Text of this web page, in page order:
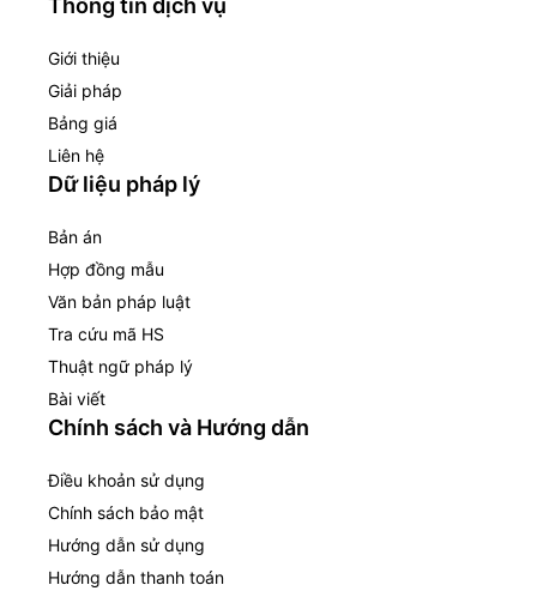
Thông tin dịch vụ
Giới thiệu
Giải pháp
Bảng giá
Liên hệ
Dữ liệu pháp lý
Bản án
Hợp đồng mẫu
Văn bản pháp luật
Tra cứu mã HS
Thuật ngữ pháp lý
Bài viết
Chính sách và Hướng dẫn
Điều khoản sử dụng
Chính sách bảo mật
Hướng dẫn sử dụng
Hướng dẫn thanh toán